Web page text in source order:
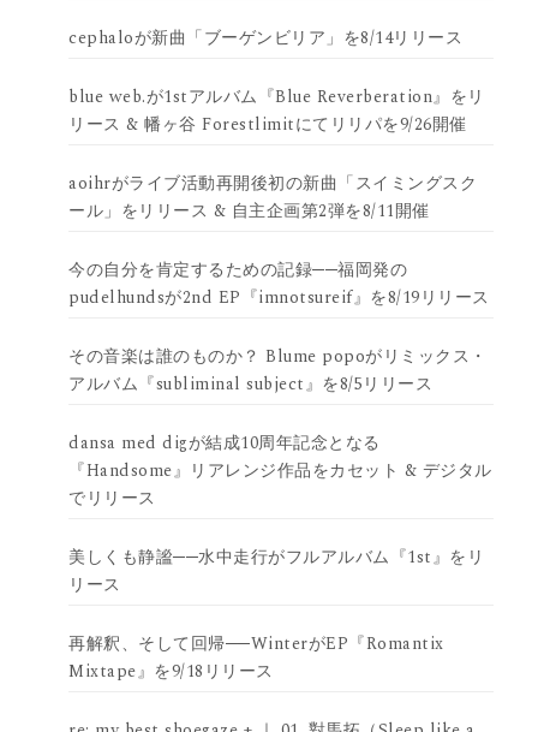
cephaloが新曲「ブーゲンビリア」を8/14リリース
blue web.が1stアルバム『Blue Reverberation』をリ
リース & 幡ヶ谷 Forestlimitにてリリパを9/26開催
aoihrがライブ活動再開後初の新曲「スイミングスク
ール」をリリース & 自主企画第2弾を8/11開催
今の自分を肯定するための記録──福岡発の
pudelhundsが2nd EP『imnotsureif』を8/19リリース
その音楽は誰のものか？ Blume popoがリミックス・
アルバム『subliminal subject』を8/5リリース
dansa med digが結成10周年記念となる
『Handsome』リアレンジ作品をカセット & デジタル
でリリース
美しくも静謐──水中走行がフルアルバム『1st』をリ
リース
再解釈、そして回帰──WinterがEP『Romantix
Mixtape』を9/18リリース